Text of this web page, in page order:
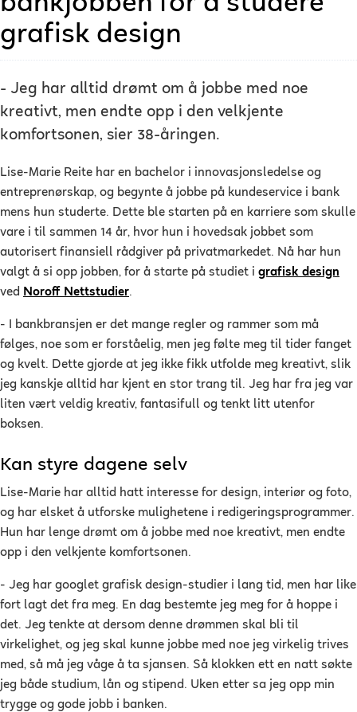
grafisk design
- Jeg har alltid drømt om å jobbe med noe
kreativt, men endte opp i den velkjente
komfortsonen, sier 38-åringen.
Lise-Marie Reite har en bachelor i innovasjonsledelse og
entreprenørskap, og begynte å jobbe på kundeservice i bank
mens hun studerte. Dette ble starten på en karriere som skulle
vare i til sammen 14 år, hvor hun i hovedsak jobbet som
autorisert finansiell rådgiver på privatmarkedet. Nå har hun
valgt å si opp jobben, for å starte på studiet i grafisk design
ved Noroff Nettstudier.
- I bankbransjen er det mange regler og rammer som må
følges, noe som er forståelig, men jeg følte meg til tider fanget
og kvelt. Dette gjorde at jeg ikke fikk utfolde meg kreativt, slik
jeg kanskje alltid har kjent en stor trang til. Jeg har fra jeg var
liten vært veldig kreativ, fantasifull og tenkt litt utenfor
boksen.
Kan styre dagene selv
Lise-Marie har alltid hatt interesse for design, interiør og foto,
og har elsket å utforske mulighetene i redigeringsprogrammer.
Hun har lenge drømt om å jobbe med noe kreativt, men endte
opp i den velkjente komfortsonen.
- Jeg har googlet grafisk design-studier i lang tid, men har like
fort lagt det fra meg. En dag bestemte jeg meg for å hoppe i
det. Jeg tenkte at dersom denne drømmen skal bli til
virkelighet, og jeg skal kunne jobbe med noe jeg virkelig trives
med, så må jeg våge å ta sjansen. Så klokken ett en natt søkte
jeg både studium, lån og stipend. Uken etter sa jeg opp min
trygge og gode jobb i banken.